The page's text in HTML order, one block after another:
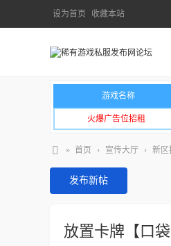
设为首页 收藏本站
游戏名称
火爆广告位招租
» 首页 › 宣传大厅 › 新区
发布新帖
放置卡牌【口